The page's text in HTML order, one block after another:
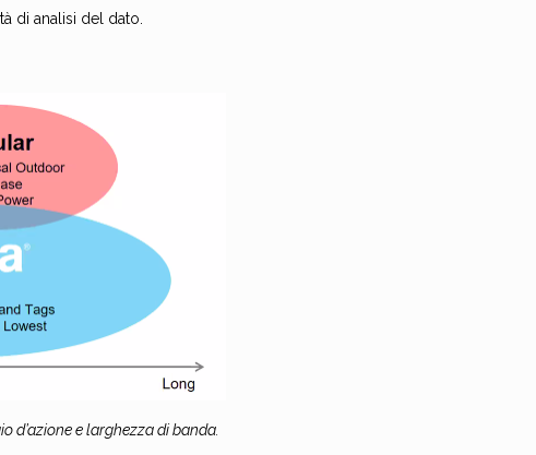
di analisi del dato.
d’azione e larghezza di banda.